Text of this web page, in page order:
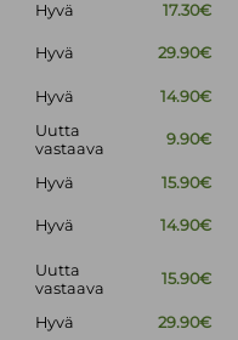
Hyvä
17.30€
Hyvä 29.90€
Hyvä
14.90€
Uutta
vastaava
9.90€
Hyvä
15.90€
Hyvä 14.90€
Uutta
vastaava
15.90€
Hyvä
29.90€